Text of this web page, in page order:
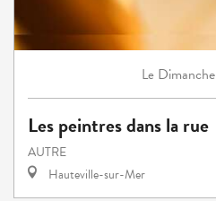
Le Dimanche
Les peintres dans la rue
AUTRE
Hauteville-sur-Mer